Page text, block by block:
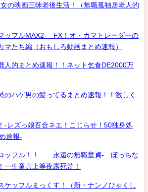
の映画三昧老後生活！（無職孤独居老人的
ッフルMAX2- FX！オ・カマトレーダーの
たち編（おもしろ動画まとめ速報）
人的まとめ速報！！ネット乞食DE2000万
のハゲ男の髪ってるまとめ速報！！激しく
-レズっ娘百合ネエ！こじらせ！50独身処
速報-
ロッフル！！ 永遠の無職童貞- ぼっちな
一生童貞上等夜露死苦！
ケッフルまっくす！（新・ナンノひゃくし